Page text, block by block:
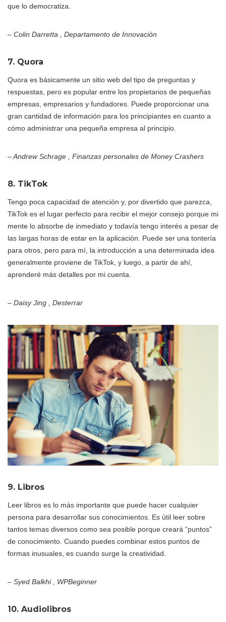
que lo democratiza.
– Colin Darretta , Departamento de Innovación
7. Quora
Quora es básicamente un sitio web del tipo de preguntas y
respuestas, pero es popular entre los propietarios de pequeñas
empresas, empresarios y fundadores. Puede proporcionar una
gran cantidad de información para los principiantes en cuanto a
cómo administrar una pequeña empresa al principio.
– Andrew Schrage , Finanzas personales de Money Crashers
8. TikTok
Tengo poca capacidad de atención y, por divertido que parezca,
TikTok es el lugar perfecto para recibir el mejor consejo porque mi
mente lo absorbe de inmediato y todavía tengo interés a pesar de
las largas horas de estar en la aplicación. Puede ser una tontería
para otros, pero para mí, la introducción a una determinada idea
generalmente proviene de TikTok, y luego, a partir de ahí,
aprenderé más detalles por mi cuenta.
– Daisy Jing , Desterrar
9. Libros
Leer libros es lo más importante que puede hacer cualquier
persona para desarrollar sus conocimientos. Es útil leer sobre
tantos temas diversos como sea posible porque creará “puntos”
de conocimiento. Cuando puedes combinar estos puntos de
formas inusuales, es cuando surge la creatividad.
– Syed Balkhi , WPBeginner
10. Audiolibros